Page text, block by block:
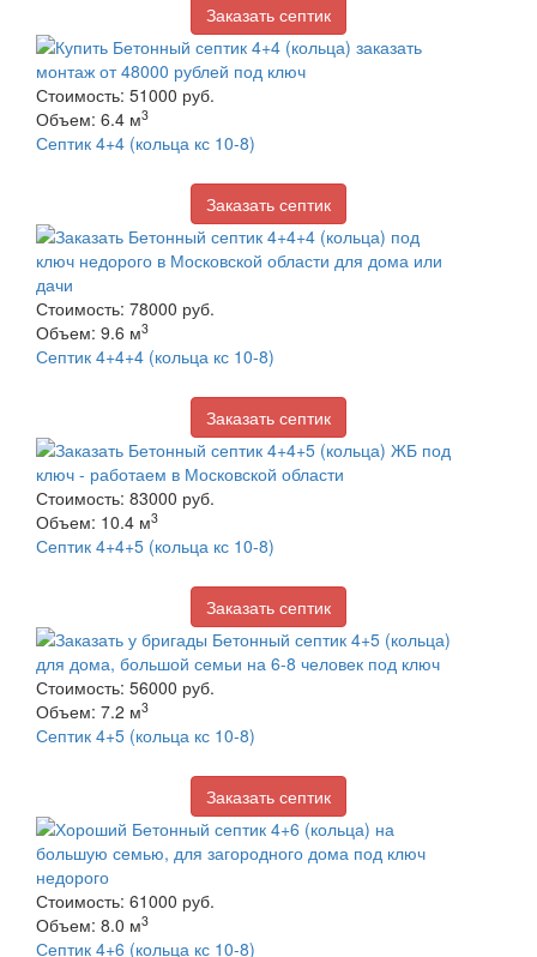
Заказать септик
Стоимость: 51000 руб.
Объем: 6.4 м3
Септик 4+4 (кольца кс 10-8)
Заказать септик
Стоимость: 78000 руб.
Объем: 9.6 м3
Септик 4+4+4 (кольца кс 10-8)
Заказать септик
Стоимость: 83000 руб.
Объем: 10.4 м3
Септик 4+4+5 (кольца кс 10-8)
Заказать септик
Стоимость: 56000 руб.
Объем: 7.2 м3
Септик 4+5 (кольца кс 10-8)
Заказать септик
Стоимость: 61000 руб.
Объем: 8.0 м3
Септик 4+6 (кольца кс 10-8)